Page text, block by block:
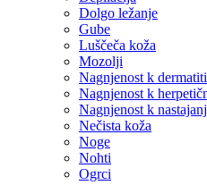
Dolgo ležanje
Gube
Luščeča koža
Mozolji
Nagnjenost k
Nagnjenost k
Nagnjenost k
Nečista koža
Noge
Nohti
Ogrci